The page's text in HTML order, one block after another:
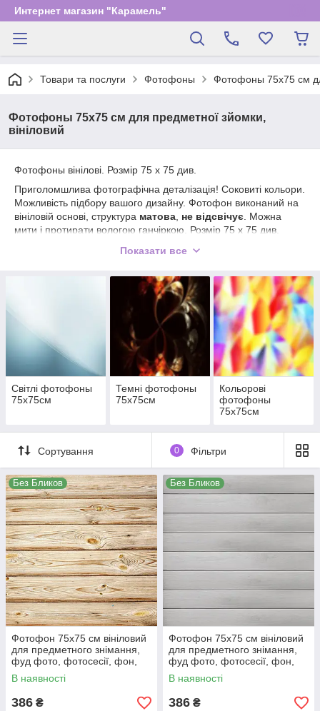
Интернет магазин "Карамель"
Товари та послуги Фотофоны Фотофоны 75х75 см
Фотофоны 75х75 см для предметної зйомки,
вініловий
Фотофоны вінілові. Розмір 75 х 75 див.
Приголомшлива фотографічна деталізація! Соковиті кольори.
Можливість підбору вашого дизайну. Фотофон виконаний на
вініловій основі, структура матова не відсвічує . Можна
мити і протирати вологою ганчіркою. Розмір 75 х 75 див.
ВАЖЛИВО! Товар продається тільки по передоплаті. Термін
Показати все
Світлі фотофоны
75х75см
Темні фотофоны
75х75см
Кольорові
фотофоны
75х75см
Сортування 0 Фільтри
Без Бликов
Фотофон 75х75 см вініловий
для предметного знімання,
фуд фото, фотосесії, фон,
кондитерський, для торта
В наявності
386 ₴
Без Бликов
Фотофон 75х75 см вініловий
для предметного знімання,
фуд фото, фотосесії, фон,
кондитерський, для торта
В наявності
386 ₴